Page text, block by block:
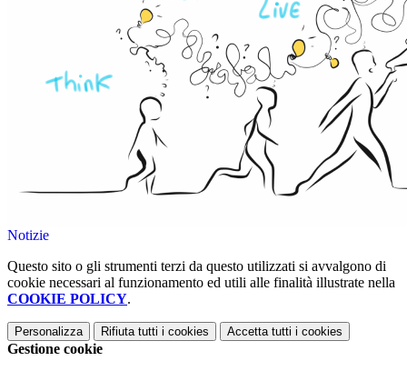
Notizie
Questo sito o gli strumenti terzi da questo utilizzati si avvalgono di
cookie necessari al funzionamento ed utili alle finalità illustrate nella
COOKIE POLICY.
Personalizza Rifiuta tutti i cookies Accetta tutti i cookies
Gestione cookie